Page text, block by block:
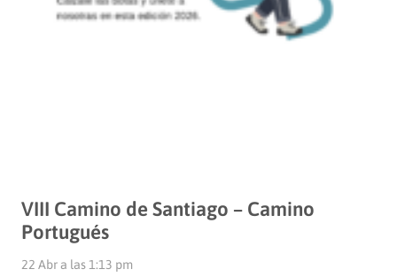
VIII Camino de Santiago – Camino
Portugués
22 Abr a las 1:13 pm